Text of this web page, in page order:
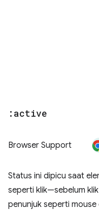
:active
Browser Support
Status ini dipicu saat
seperti klik—sebelum
penunjuk seperti